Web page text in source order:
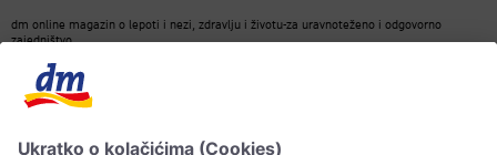
dm online magazin o lepoti i nezi, zdravlju i životu-za uravnoteženo i odgovorno
zajedništvo.